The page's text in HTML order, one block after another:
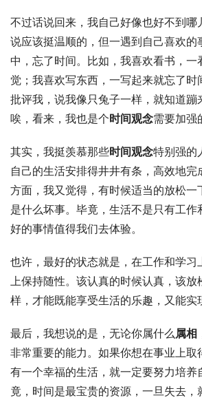
不过话说回来，我自己好像也好不到哪
说应该挺温顺的，但一遇到自己喜欢的
中，忘了时间。比如，我喜欢看书，一
觉；我喜欢写东西，一写起来就忘了时
批评我，说我像只兔子一样，就知道蹦
唉，看来，我也是个时间观念需要加强
其实，我挺羡慕那些时间观念特别强的
自己的生活安排得井井有条，高效地完
方面，我又觉得，有时候适当的放松一
是什么坏事。毕竟，生活不是只有工作
好的事情值得我们去体验。
也许，最好的状态就是，在工作和学习
上保持随性。该认真的时候认真，该
样，才能既能享受生活的乐趣，又能实
最后，我想说的是，无论你属什么 属相
非常重要的能力。如果你想在事业上取
有一个幸福的生活，就一定要努力培养
竟，时间是最宝贵的资源，一旦失去，